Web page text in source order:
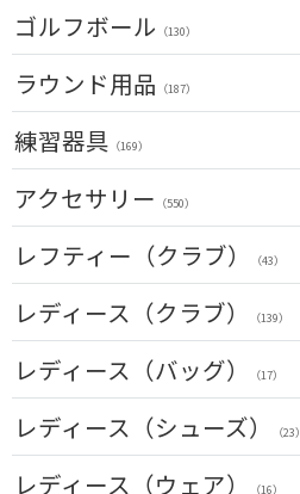
アイアン単品(右用)（91）
ウェッジ(右用)（134）
パター(右用)
チッパー(右用)（13）
USモデル
カスタム
カートバッグ（85）
トップス （55）
ボトムス
アウター
インナー（17）
ソックス（25）
グローブ （45）
その他 （11）
ゴルフボール （130）
ラウンド用品 （187）
GPSナビ
距離測定器
ティー
ボールケース（3）
マーカー （35）
グリーンフォーク（4）
ネームプレート（6）
傘 （23）
練習器具 （169）
パターマット
スイング練習器
アクセサリー （550）
ヘッドカバー（213）
シューズケース
トラベルケース
ポーチ （12）
帽子
ベルト（33）
レフティー（クラブ） （43）
クラブセット(左用)（1）
ドライバー(左用)
フェアウェイウッド(左用)
ユーティリティー(左用) （3）
アイアンセット(左用)
レディース（クラブ） （139）
クラブセット(女性用)
ドライバー(女性用)
フェアウェイウッド(女性用)
ユーティリティー(女性用)
レディース（バッグ） （17）
キャディバッグ（12）
クラブケース
レディース（シューズ） （23）
レディース（ウェア） （16）